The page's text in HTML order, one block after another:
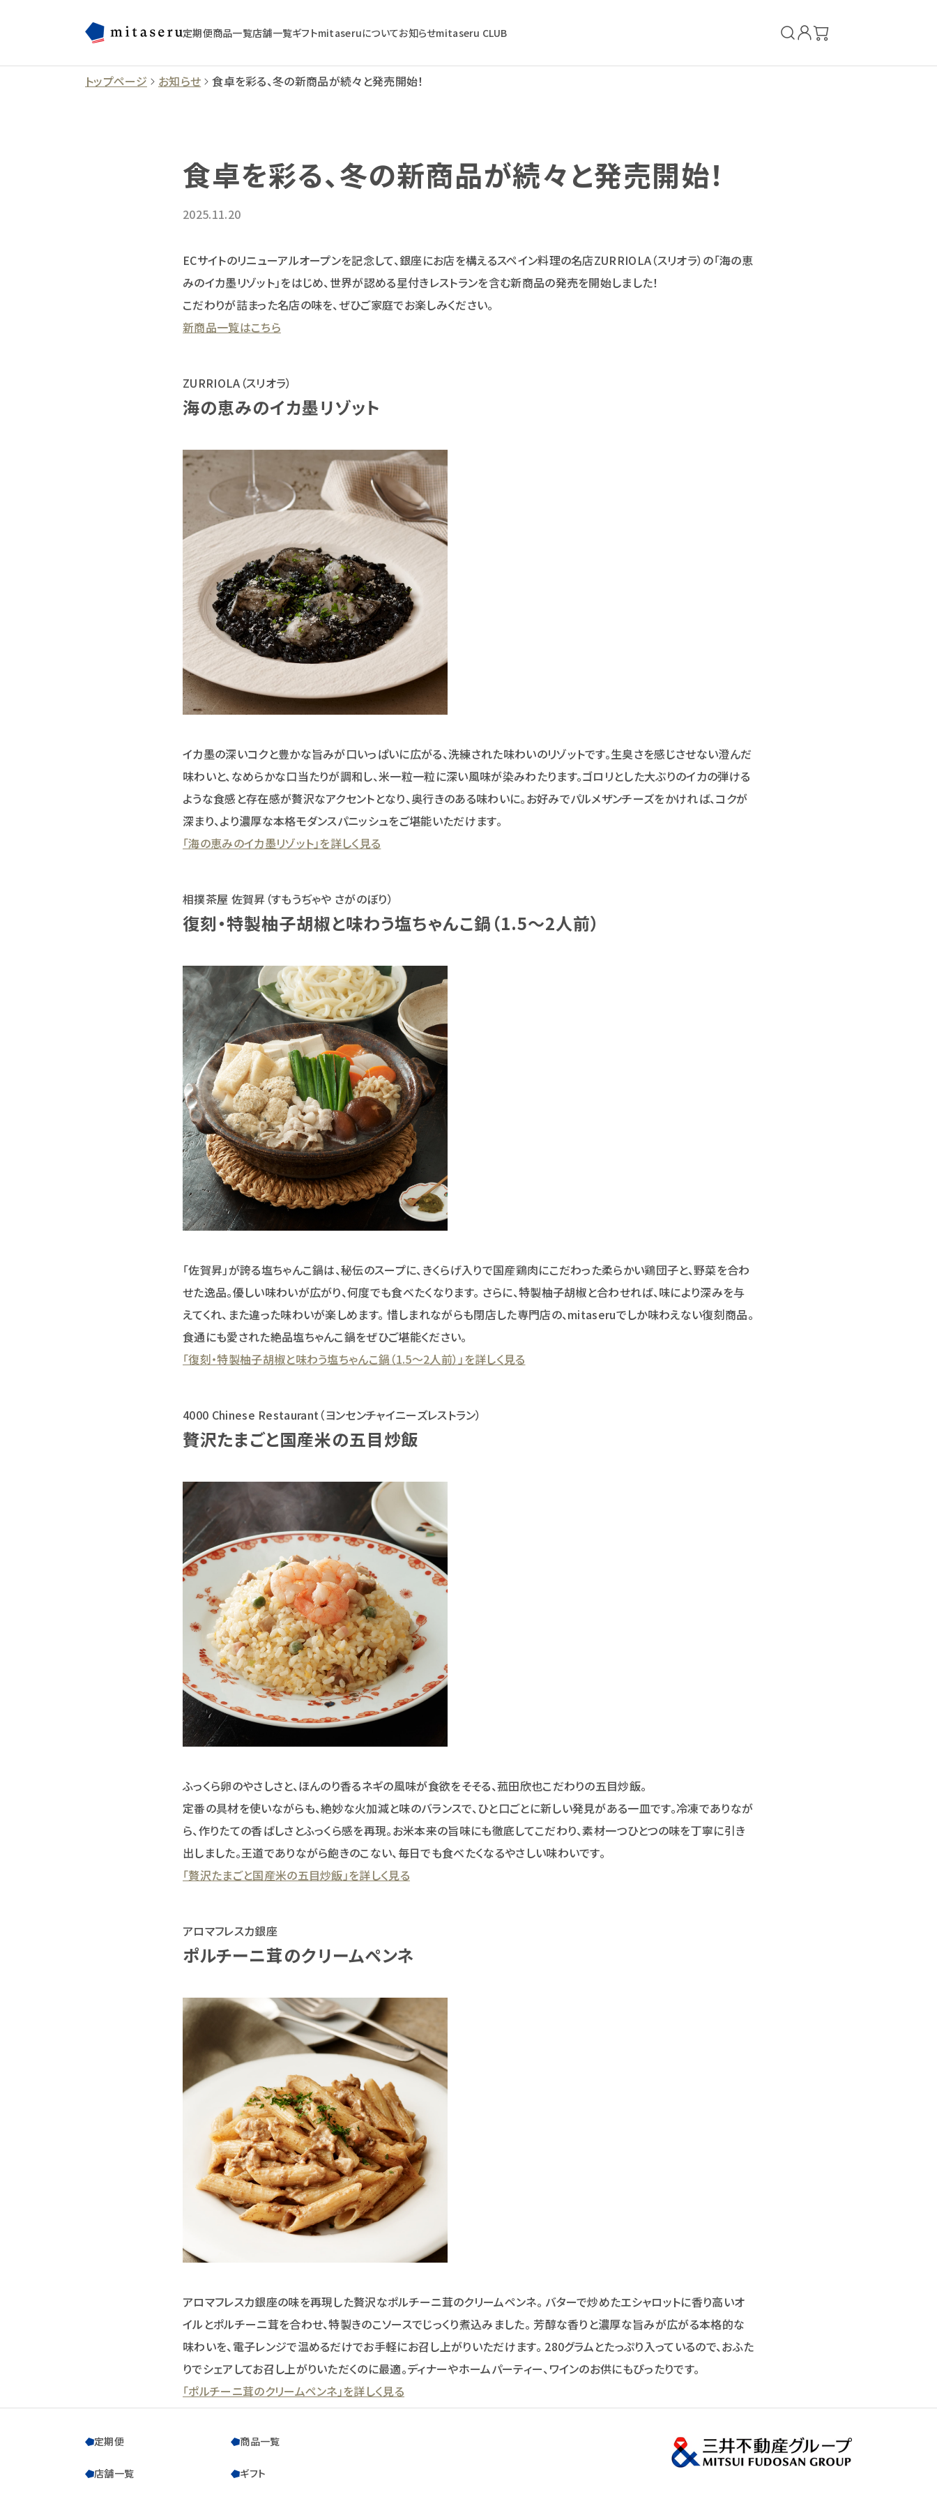
定期便商品一覧店舗一覧ギフトmitaseruについてお知らせmitaseru CLUB
トップページ お知らせ 食卓を彩る、冬の新商品が続々と発売開始！
食卓を彩る、冬の新商品が続々と発売開始！
2025.11.20
ECサイトのリニューアルオープンを記念して、銀座にお店を構えるスペイン料理の名店ZURRIOLA（スリオラ）の「海の恵
みのイカ墨リゾット」をはじめ、世界が認める星付きレストランを含む新商品の発売を開始しました！
こだわりが詰まった名店の味を、ぜひご家庭でお楽しみください。
新商品一覧はこちら
ZURRIOLA（スリオラ）
海の恵みのイカ墨リゾット
イカ墨の深いコクと豊かな旨みが口いっぱいに広がる、洗練された味わいのリゾットです。生臭さを感じさせない澄んだ
味わいと、なめらかな口当たりが調和し、米一粒一粒に深い風味が染みわたります。ゴロリとした大ぶりのイカの弾ける
ような食感と存在感が贅沢なアクセントとなり、奥行きのある味わいに。お好みでパルメザンチーズをかければ、コクが
深まり、より濃厚な本格モダンスパニッシュをご堪能いただけます。
「海の恵みのイカ墨リゾット」を詳しく見る
相撲茶屋 佐賀昇（すもうぢゃや さがのぼり）
復刻・特製柚子胡椒と味わう塩ちゃんこ鍋（1.5～2人前）
「佐賀昇」が誇る塩ちゃんこ鍋は、秘伝のスープに、きくらげ入りで国産鶏肉にこだわった柔らかい鶏団子と、野菜を合わ
せた逸品。優しい味わいが広がり、何度でも食べたくなります。 さらに、特製柚子胡椒と合わせれば、味により深みを与
えてくれ、また違った味わいが楽しめます。 惜しまれながらも閉店した専門店の、mitaseruでしか味わえない復刻商品。
食通にも愛された絶品塩ちゃんこ鍋をぜひご堪能ください。
「復刻・特製柚子胡椒と味わう塩ちゃんこ鍋（1.5～2人前）」を詳しく見る
4000 Chinese Restaurant（ヨンセンチャイニーズレストラン）
贅沢たまごと国産米の五目炒飯
ふっくら卵のやさしさと、ほんのり香るネギの風味が食欲をそそる、菰田欣也こだわりの五目炒飯。
定番の具材を使いながらも、絶妙な火加減と味のバランスで、ひと口ごとに新しい発見がある一皿です。冷凍でありなが
ら、作りたての香ばしさとふっくら感を再現。お米本来の旨味にも徹底してこだわり、素材一つひとつの味を丁寧に引き
出しました。王道でありながら飽きのこない、毎日でも食べたくなるやさしい味わいです。
「贅沢たまごと国産米の五目炒飯」を詳しく見る
アロマフレスカ銀座
ポルチーニ茸のクリームペンネ
アロマフレスカ銀座の味を再現した贅沢なポルチーニ茸のクリームペンネ。 バターで炒めたエシャロットに香り高いオ
イルとポルチーニ茸を合わせ、特製きのこソースでじっくり煮込みました。 芳醇な香りと濃厚な旨みが広がる本格的な
味わいを、電子レンジで温めるだけでお手軽にお召し上がりいただけます。 280グラムとたっぷり入っているので、おふた
りでシェアしてお召し上がりいただくのに最適。ディナーやホームパーティー、ワインのお供にもぴったりです。
「ポルチーニ茸のクリームペンネ」を詳しく見る
定期便 商品一覧
店舗一覧 ギフト